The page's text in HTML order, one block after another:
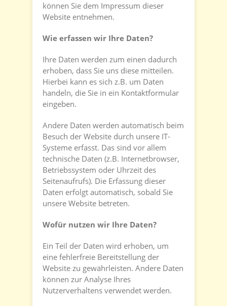
können Sie dem Impressum dieser
Website entnehmen.
Wie erfassen wir Ihre Daten?
Ihre Daten werden zum einen dadurch
erhoben, dass Sie uns diese mitteilen.
Hierbei kann es sich z.B. um Daten
handeln, die Sie in ein Kontaktformular
eingeben.
Andere Daten werden automatisch beim
Besuch der Website durch unsere IT-
Systeme erfasst. Das sind vor allem
technische Daten (z.B. Internetbrowser,
Betriebssystem oder Uhrzeit des
Seitenaufrufs). Die Erfassung dieser
Daten erfolgt automatisch, sobald Sie
unsere Website betreten.
Wofür nutzen wir Ihre Daten?
Ein Teil der Daten wird erhoben, um
eine fehlerfreie Bereitstellung der
Website zu gewährleisten. Andere Daten
können zur Analyse Ihres
Nutzerverhaltens verwendet werden.